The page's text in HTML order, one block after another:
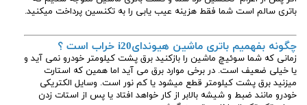
باتری سالم است شما فقط هزینه عیب یابی را به تکنسین پرداخت میکنید.
چگونه بفهمیم باتری ماشین هیوندایi20 خراب است ؟
زمانی که شما سوئیچ ماشین را بازکنید برق پشت کیلومتر خودرو نمی آید و
یا خیلی ضعیف است. در برخی موارد برق می آید اما همین که استارت
میزنید برق پشت کیلومتر قطع میشود یا کم نور است. وسایل الکتریکی
خودرو مانند ضبط و شیشه بالابر از کار خواهد افتاد یا پس از استات زدن